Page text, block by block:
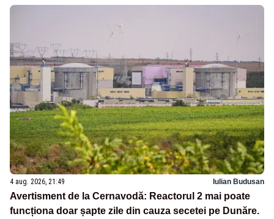
4 aug. 2026, 21:49 Iulian Budusan
Avertisment de la Cernavodă: Reactorul 2 mai poate
funcționa doar șapte zile din cauza secetei pe Dunăre.